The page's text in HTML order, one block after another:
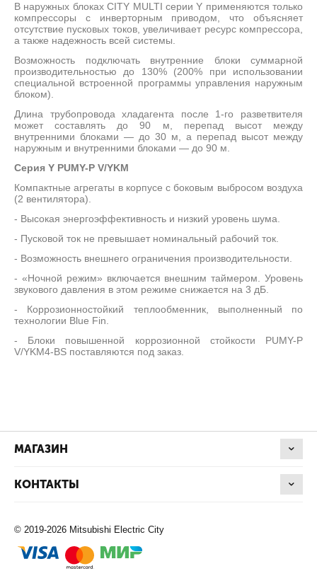
В наружных блоках CITY MULTI серии Y применяются только
компрессоры с инверторным приводом, что объясняет
отсутствие пусковых токов, увеличивает ресурс компрессора,
а также надежность всей системы.
Возможность подключать внутренние блоки суммарной
производительностью до 130% (200% при использовании
специальной встроенной программы управления наружным
блоком).
Длина трубопровода хладагента после 1-го разветвителя
может составлять до 90 м, перепад высот между
внутренними блоками — до 30 м, а перепад высот между
наружным и внутренними блоками — до 90 м.
Серия Y PUMY-P V/YKM
Компактные агрегаты в корпусе с боковым выбросом воздуха
(2 вентилятора).
- Высокая энергоэффективность и низкий уровень шума.
- Пусковой ток не превышает номинальный рабочий ток.
- Возможность внешнего ограничения производительности.
- «Ночной режим» включается внешним таймером. Уровень
звукового давления в этом режиме снижается на 3 дБ.
- Коррозионностойкий теплообменник, выполненный по
технологии Blue Fin.
- Блоки повышенной коррозионной стойкости PUMY-P
V/YKM4-BS поставляются под заказ.
МАГАЗИН
КОНТАКТЫ
© 2019-2026 Mitsubishi Electric City